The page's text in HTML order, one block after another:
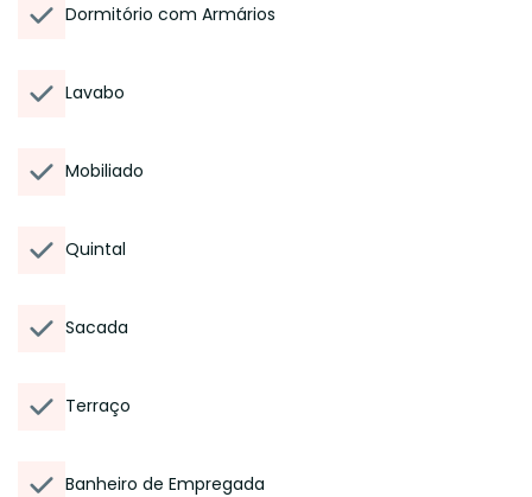
Dormitório com Armários
Lavabo
Mobiliado
Quintal
Sacada
Terraço
Banheiro de Empregada